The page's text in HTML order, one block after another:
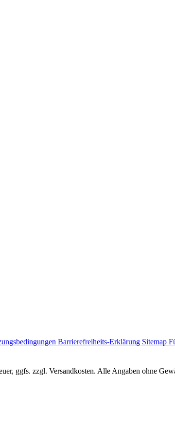
Barrierefreiheits-Erklärung Sitemap
ggfs. zzgl. Versandkosten. Alle Angaben ohne